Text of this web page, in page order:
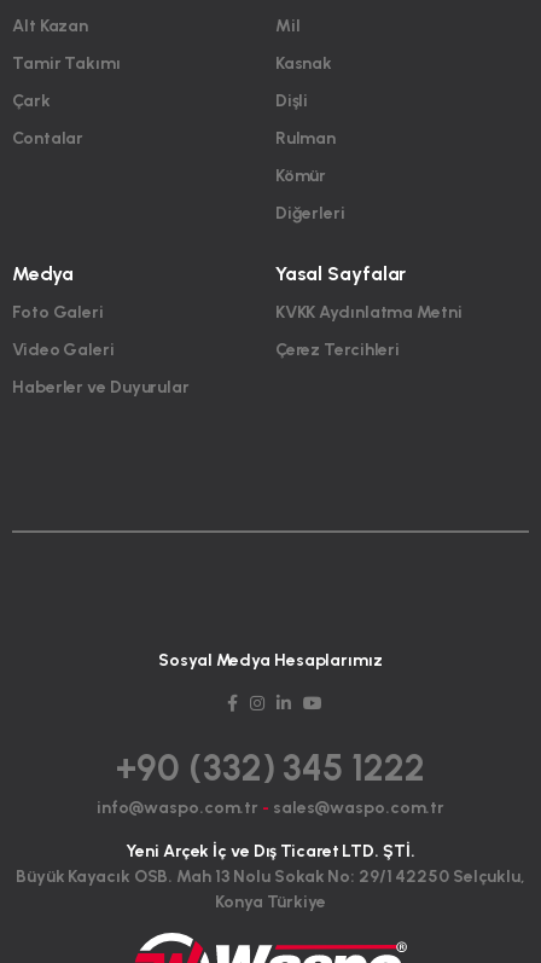
Alt Kazan
Tamir Takımı
Çark
Contalar
Mil
Kasnak
Dişli
Rulman
Kömür
Diğerleri
Medya
Foto Galeri
Video Galeri
Haberler ve Duyurular
Yasal Sayfalar
KVKK Aydınlatma Metni
Çerez Tercihleri
Sosyal Medya Hesaplarımız
+90 (332) 345 1222
info@waspo.com.tr - sales@waspo.com.tr
Yeni Arçek İç ve Dış Ticaret LTD. ŞTİ.
Büyük Kayacık OSB. Mah 13 Nolu Sokak No: 29/1 42250 Selçuklu,
Konya Türkiye